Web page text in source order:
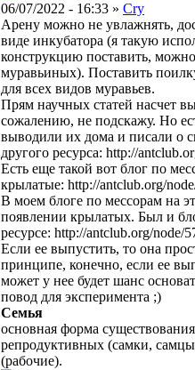
06/07/2022 - 16:33 » Cry
Арену можно не увлажнять,
виде инкубатора (я такую
конструкцию поставить,
муравьиных). Поставить
для всех видов муравьев.
Прям научных статей насчет
сожалению, не подскажу. Но
выводили их дома и писали о
другого ресурса: http://
Есть еще такой вот блог по
крылатые: http://antclub.org/
В моем блоге по мессорам на
появлении крылатых. Был и
ресурсе: http://antclub.org/node/
Если ее выпустить, то она
принципе, конечно, если ее
может у нее будет шанс
повод для эксперимента ;)
Семья
основная форма
репродуктивных (самки,
(рабочие).